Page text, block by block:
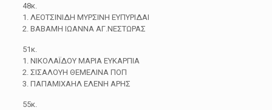
48κ.
1. ΛΕΟΤΣΙΝΙΔΗ ΜΥΡΣΙΝΗ ΕΥΠΥΡΙΔΑΙ
2. ΒΑΒΑΜΗ ΙΩΑΝΝΑ ΑΓ.ΝΕΣΤΩΡΑΣ
51κ.
1. ΝΙΚΟΛΑΪΔΟΥ ΜΑΡΙΑ ΕΥΚΑΡΠΙΑ
2. ΣΙΣΑΛΟΥΗ ΘΕΜΕΛΙΝΑ ΠΟΠ
3. ΠΑΠΑΜΙΧΑΗΛ ΕΛΕΝΗ ΑΡΗΣ
55κ.